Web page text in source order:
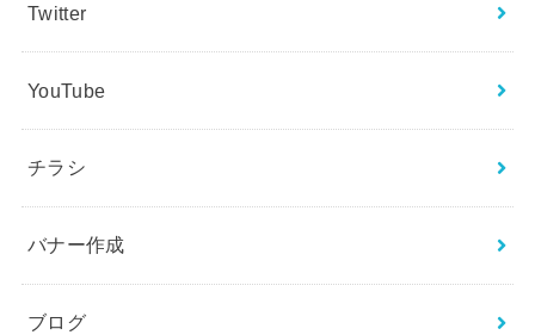
Twitter
YouTube
チラシ
バナー作成
ブログ